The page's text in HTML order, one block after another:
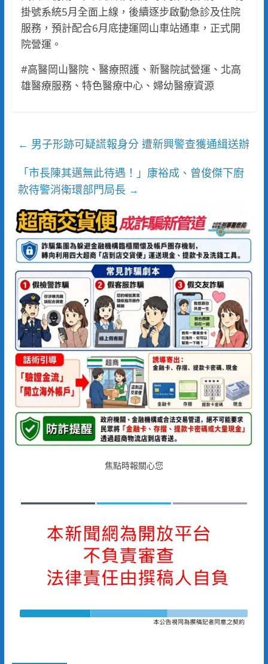
掛號系統5月全面上線，後續逐步啟動急診及住院
服務，預計配合6月底捷運岡山車站通車，正式開
院營運。
#高醫岡山醫院、醫療照護、新醫院試營運、北高
雄醫療服務、特色醫療中心、婦幼醫療資源
← 男子形跡可疑謊報身分 遭新興警查獲通緝送辦
「市長陳其邁無此待遇！」康裕成、曾俊傑下廚
款待警消衛環部門局長 →
焦點時報關心您